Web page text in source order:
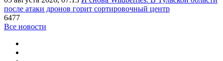
после атаки дронов горит сортировочный центр
6477
Все новости